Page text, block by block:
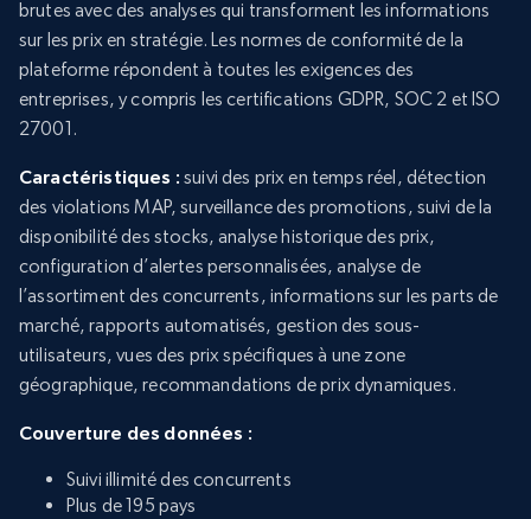
brutes avec des analyses qui transforment les informations
sur les prix en stratégie. Les normes de conformité de la
plateforme répondent à toutes les exigences des
entreprises, y compris les certifications GDPR, SOC 2 et ISO
27001.
Caractéristiques : suivi des prix en temps réel, détection
des violations MAP, surveillance des promotions, suivi de la
disponibilité des stocks, analyse historique des prix,
configuration d’alertes personnalisées, analyse de
l’assortiment des concurrents, informations sur les parts de
marché, rapports automatisés, gestion des sous-
utilisateurs, vues des prix spécifiques à une zone
géographique, recommandations de prix dynamiques.
Couverture des données :
Suivi illimité des concurrents
Plus de 195 pays